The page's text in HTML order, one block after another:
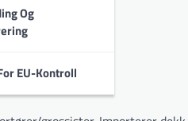
Og
EU-Kontroll